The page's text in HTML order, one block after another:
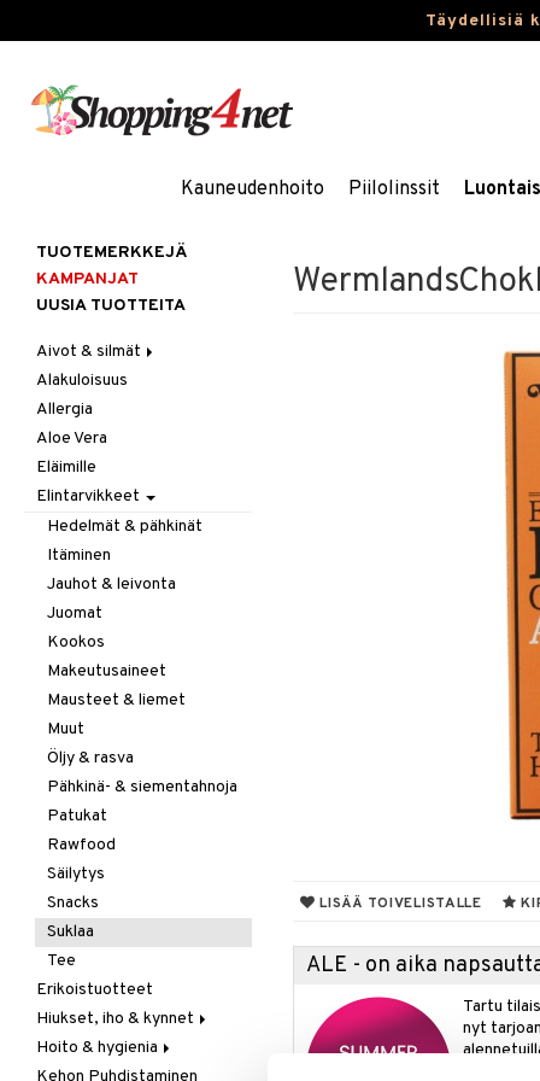
Täydellisiä
Kauneudenhoito Piilolinssit
LISÄÄ TOIVELISTALLE
ALE - on aika
Tartu
nyt
TUOTEMERKKEJÄ
KAMPANJAT
UUSIA TUOTTEITA
Aivot & silmät
Muisti
Rasvahapot
Silmät
Alakuloisuus
Allergia
Aloe Vera
Eläimille
Elintarvikkeet
Hedelmät & pähkinät
Itäminen
Jauhot & leivonta
Juomat
Kookos
Makeutusaineet
Mausteet & liemet
Muut
Öljy & rasva
Pähkinä- & siementahnoja
Patukat
Rawfood
Säilytys
Snacks
Suklaa
Tee
Erikoistuotteet
Hiukset, iho & kynnet
Aurinko & pigmentti
Hiukset
Hoito & hygienia
Aurinkosuoja
Kehon Puhdistaminen